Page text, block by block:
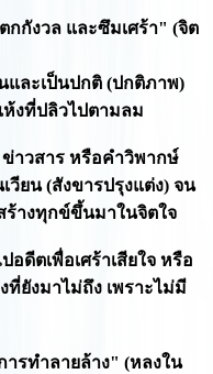
กกังวล และซึมเศร้า" (จิต
และเป็นปกติ (ปกติภาพ)
ห้งที่ปลิวไปตามลม
าวสาร หรือคำวิพากษ์
วียน (สังขารปรุงแต่ง) จน
ร้างทุกข์ขึ้นมาในจิตใจ
ดีตเพื่อเศร้าเสียใจ หรือ
ยังมาไม่ถึง เพราะไม่มี
ารทำลายล้าง" (หลงใน